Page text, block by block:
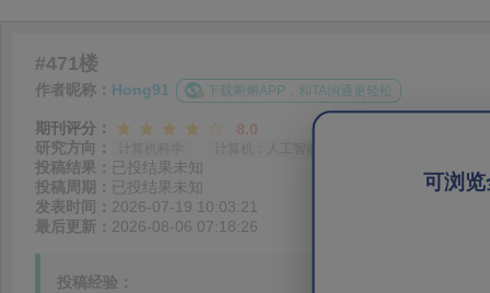
可浏
#471楼
作者昵称： Hong91 下载蝌蝌APP，和TA沟通更轻松
期刊评分：
8.0
研究方向：
投稿结果： 已投结果未知
投稿周期： 已投结果未知
发表时间： 2026-07-19 10:03:21
最后更新： 2026-08-06 07:18:26
投稿经验：